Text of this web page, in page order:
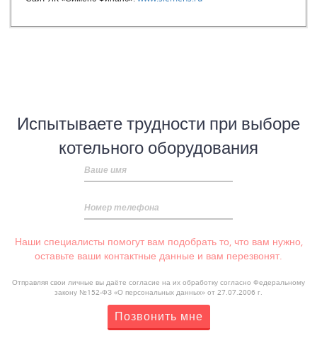
Испытываете трудности при выборе
котельного оборудования
Ваше имя
Номер телефона
Наши специалисты помогут вам подобрать то, что вам нужно,
оставьте ваши контактные данные и вам перезвонят.
Отправляя свои личные вы даёте согласие на их обработку согласно Федеральному
закону №152-ФЗ «О персональных данных» от 27.07.2006 г.
Позвонить мне